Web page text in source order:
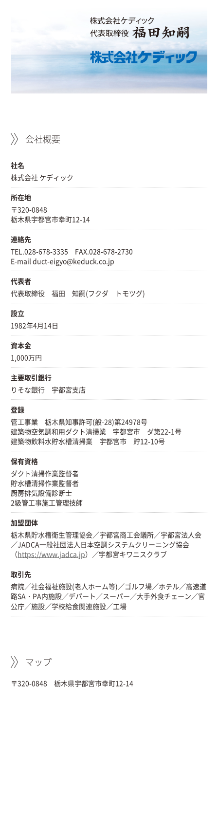
会社概要
社名
株式会社 ケディック
所在地
〒320-0848
栃木県宇都宮市幸町12-14
連絡先
TEL.028-678-3335 FAX.028-678-2730
E-mail duct-eigyo@keduck.co.jp
代表者
代表取締役 福田 知嗣(フクダ トモツグ)
設立
1982年4月14日
資本金
1,000万円
主要取引銀行
りそな銀行 宇都宮支店
登録
管工事業 栃木県知事許可(般-28)第24978号
建築物空気調和用ダクト清掃業 宇都宮市 ダ第22-1号
建築物飲料水貯水槽清掃業 宇都宮市 貯12-10号
保有資格
ダクト清掃作業監督者
貯水槽清掃作業監督者
厨房排気設備診断士
2級管工事施工管理技師
加盟団体
栃木県貯水槽衛生管理協会／宇都宮商工会議所／宇都宮法人会
／JADCA一般社団法人日本空調システムクリーニング協会
（https://www.jadca.jp）／宇都宮キワニスクラブ
取引先
病院／社会福祉施設(老人ホーム等)／ゴルフ場／ホテル／高速道
路SA・PA内施設／デパート／スーパー／大手外食チェーン／官
公庁／施設／学校給食関連施設／工場
マップ
〒320-0848 栃木県宇都宮市幸町12-14